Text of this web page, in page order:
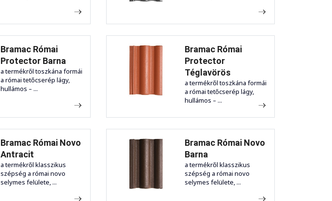
Bramac Római
Protector Barna
a termékről toszkána formái
a római tetőcserép lágy,
hullámos – ...
Bramac Római
Protector
Téglavörös
a termékről toszkána formái
a római tetőcserép lágy,
hullámos – ...
Bramac Római Novo
Antracit
a termékről klasszikus
szépség a római novo
selymes felülete, ...
Bramac Római Novo
Barna
a termékről klasszikus
szépség a római novo
selymes felülete, ...